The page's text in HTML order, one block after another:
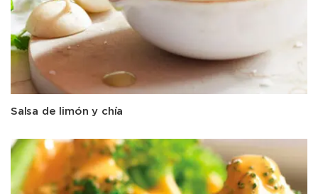
Salsa de limón y chía